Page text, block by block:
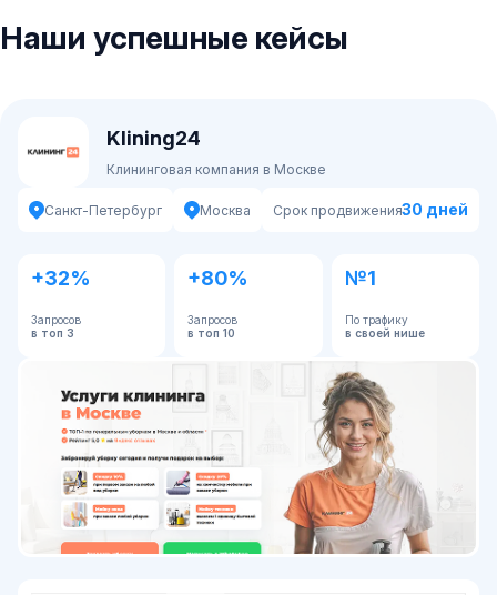
Наши успешные кейсы
Klining24
Клининговая компания в Москве
Санкт-Петербург Москва Срок продвижения:30 дней
+32%
Запросов
в топ 3
+80%
Запросов
в топ 10
№1
По трафику
в своей нише